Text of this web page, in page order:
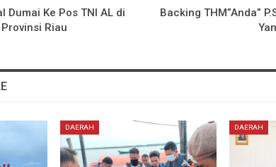
Dumai Ke Pos TNI AL di
Riau
Backing THM”Anda”
DAERAH DAERAH